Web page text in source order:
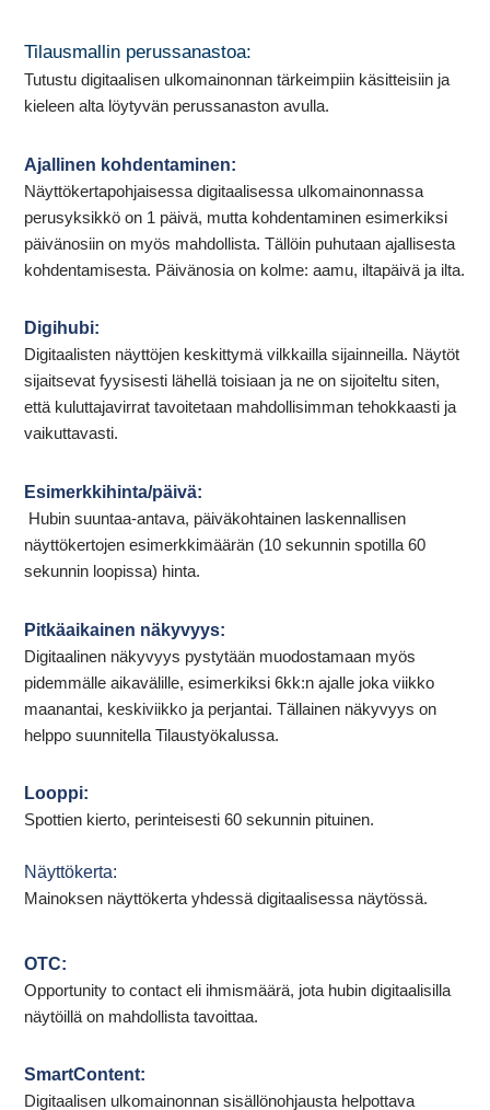
Tilausmallin perussanastoa:
Tutustu digitaalisen ulkomainonnan tärkeimpiin käsitteisiin ja
kieleen alta löytyvän perussanaston avulla.
Ajallinen kohdentaminen:
Näyttökertapohjaisessa digitaalisessa ulkomainonnassa
perusyksikkö on 1 päivä, mutta kohdentaminen esimerkiksi
päivänosiin on myös mahdollista. Tällöin puhutaan ajallisesta
kohdentamisesta. Päivänosia on kolme: aamu, iltapäivä ja ilta.
Digihubi:
Digitaalisten näyttöjen keskittymä vilkkailla sijainneilla. Näytöt
sijaitsevat fyysisesti lähellä toisiaan ja ne on sijoiteltu siten,
että kuluttajavirrat tavoitetaan mahdollisimman tehokkaasti ja
vaikuttavasti.
Esimerkkihinta/päivä:
Hubin suuntaa-antava, päiväkohtainen laskennallisen
näyttökertojen esimerkkimäärän (10 sekunnin spotilla 60
sekunnin loopissa) hinta.
Pitkäaikainen näkyvyys:
Digitaalinen näkyvyys pystytään muodostamaan myös
pidemmälle aikavälille, esimerkiksi 6kk:n ajalle joka viikko
maanantai, keskiviikko ja perjantai. Tällainen näkyvyys on
helppo suunnitella Tilaustyökalussa.
Looppi:
Spottien kierto, perinteisesti 60 sekunnin pituinen.
Näyttökerta:
Mainoksen näyttökerta yhdessä digitaalisessa näytössä.
OTC:
Opportunity to contact eli ihmismäärä, jota hubin digitaalisilla
näytöillä on mahdollista tavoittaa.
SmartContent:
Digitaalisen ulkomainonnan sisällönohjausta helpottava